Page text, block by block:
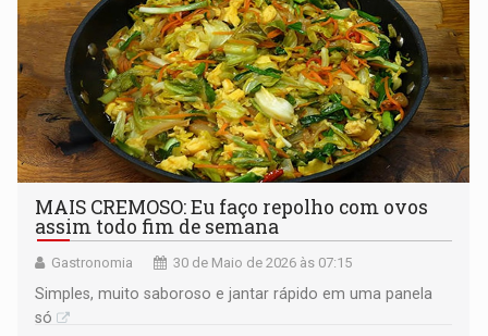
MAIS CREMOSO: Eu faço repolho com ovos
assim todo fim de semana
Gastronomia 30 de Maio de 2026 às 07:15
Simples, muito saboroso e jantar rápido em uma panela
só